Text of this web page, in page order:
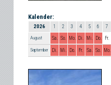
Kalender:
2026 1 2 3 4 5 6 7
August Sa. So. Mo. Di. Mi. Do. Fr.
September Di. Mi. Do. Fr. Sa. So. Mo.